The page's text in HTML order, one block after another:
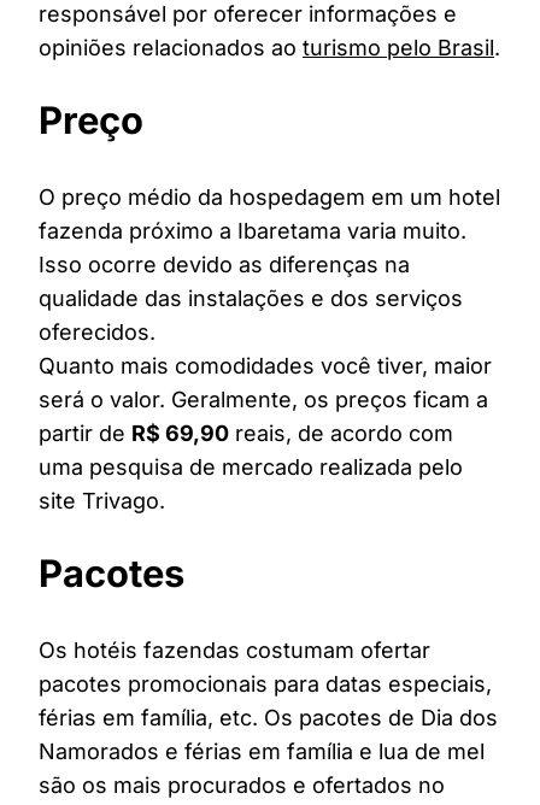
responsável por oferecer informações e
opiniões relacionados ao turismo pelo Brasil.
Preço
O preço médio da hospedagem em um hotel
fazenda próximo a Ibaretama varia muito.
Isso ocorre devido as diferenças na
qualidade das instalações e dos serviços
oferecidos.
Quanto mais comodidades você tiver, maior
será o valor. Geralmente, os preços ficam a
partir de R$ 69,90 reais, de acordo com
uma pesquisa de mercado realizada pelo
site Trivago.
Pacotes
Os hotéis fazendas costumam ofertar
pacotes promocionais para datas especiais,
férias em família, etc. Os pacotes de Dia dos
Namorados e férias em família e lua de mel
são os mais procurados e ofertados no